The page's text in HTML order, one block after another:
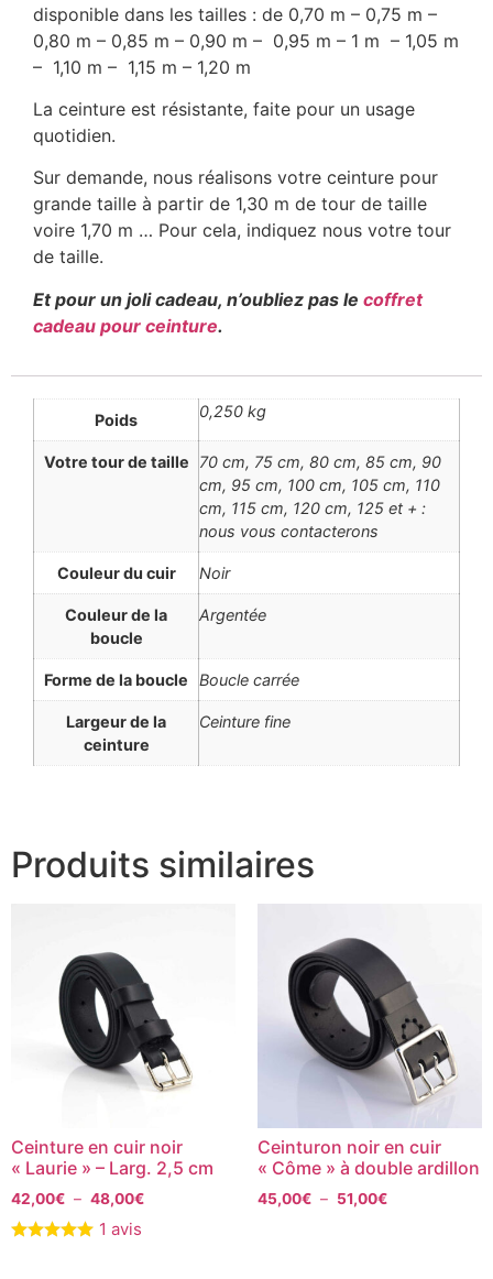
disponible dans les tailles : de 0,70 m – 0,75 m –
0,80 m – 0,85 m – 0,90 m – 0,95 m – 1 m – 1,05 m
– 1,10 m – 1,15 m – 1,20 m
La ceinture est résistante, faite pour un usage
quotidien.
Sur demande, nous réalisons votre ceinture pour
grande taille à partir de 1,30 m de tour de taille
voire 1,70 m … Pour cela, indiquez nous votre tour
de taille.
Et pour un joli cadeau, n’oubliez pas le coffret
cadeau pour ceinture.
Poids 0,250 kg
Votre tour de taille
70 cm, 75 cm, 80 cm, 85 cm, 90
cm, 95 cm, 100 cm, 105 cm, 110
cm, 115 cm, 120 cm, 125 et + :
nous vous contacterons
Couleur du cuir Noir
Couleur de la
boucle
Argentée
Forme de la boucle Boucle carrée
Largeur de la
ceinture
Ceinture fine
Produits similaires
Ceinture en cuir noir
« Laurie » – Larg. 2,5 cm
42,00€ – 48,00€
1 avis
Ceinturon noir en cuir
« Côme » à double ardillon
45,00€ – 51,00€